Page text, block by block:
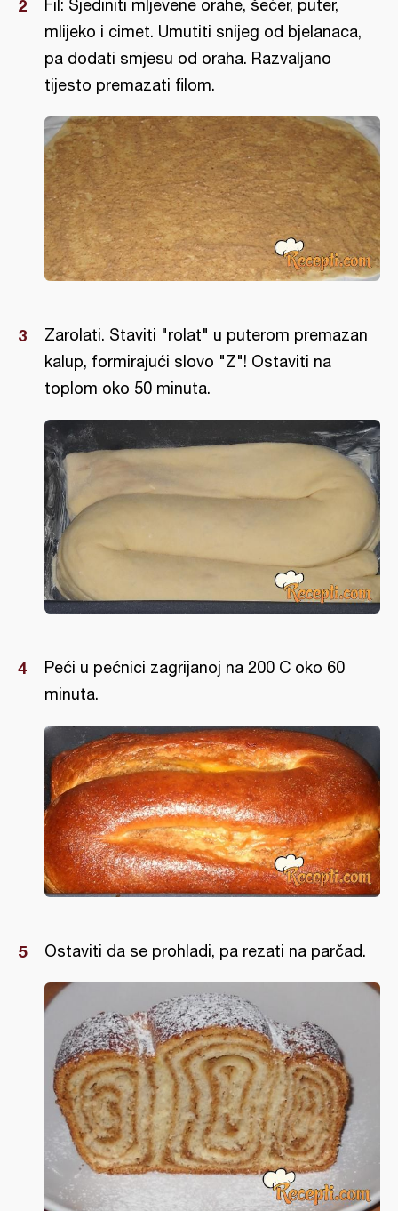
Fil: Sjediniti mljevene orahe, šećer, puter,
mlijeko i cimet. Umutiti snijeg od bjelanaca,
pa dodati smjesu od oraha. Razvaljano
tijesto premazati filom.
Zarolati. Staviti "rolat" u puterom premazan
kalup, formirajući slovo "Z"! Ostaviti na
toplom oko 50 minuta.
Peći u pećnici zagrijanoj na 200 C oko 60
minuta.
Ostaviti da se prohladi, pa rezati na parčad.